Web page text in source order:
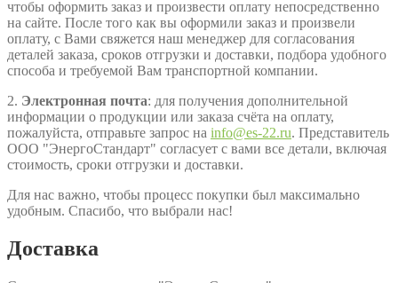
чтобы оформить заказ и произвести оплату непосредственно
на сайте. После того как вы оформили заказ и произвели
оплату, с Вами свяжется наш менеджер для согласования
деталей заказа, сроков отгрузки и доставки, подбора удобного
способа и требуемой Вам транспортной компании.
2. Электронная почта: для получения дополнительной
информации о продукции или заказа счёта на оплату,
пожалуйста, отправьте запрос на info@es-22.ru. Представитель
ООО "ЭнергоСтандарт" согласует с вами все детали, включая
стоимость, сроки отгрузки и доставки.
Для нас важно, чтобы процесс покупки был максимально
удобным. Спасибо, что выбрали нас!
Доставка